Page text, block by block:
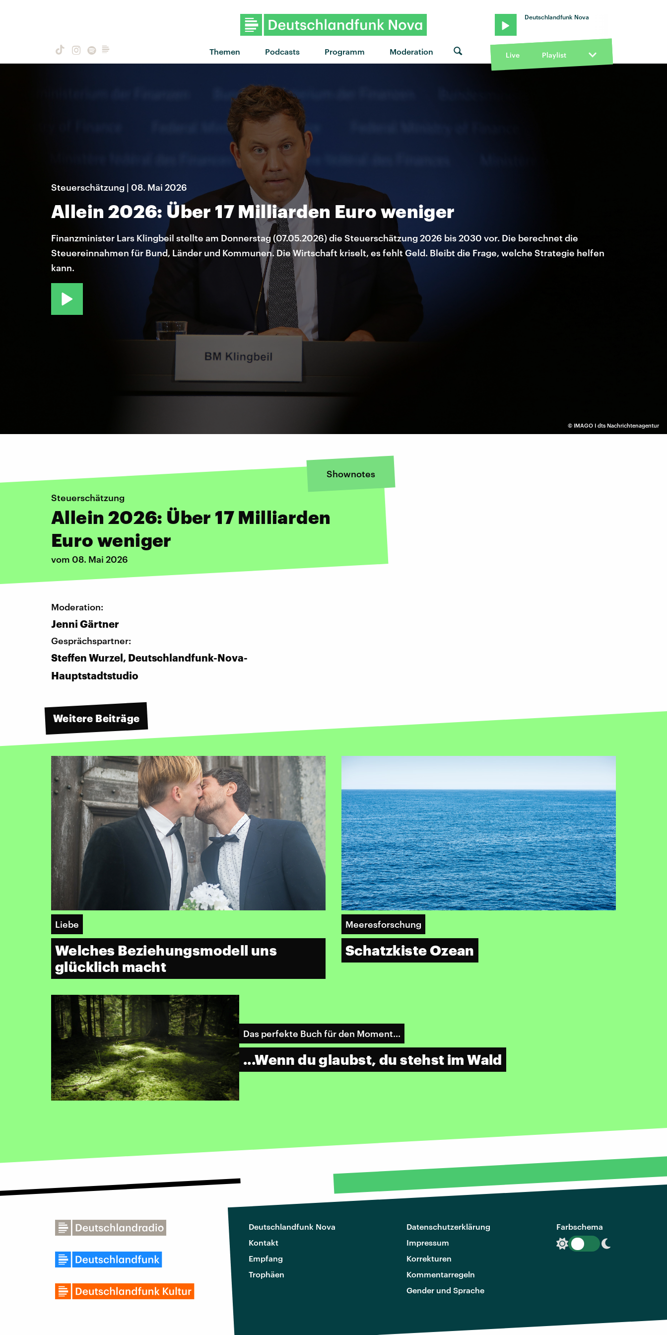
Themen Podcasts Programm Moderation
Deutschlandfunk Nova
Live Playlist
© IMAGO I dts Nachrichtenagentur
Steuerschätzung | 08. Mai 2026
Allein 2026: Über 17 Milliarden Euro weniger
Finanzminister Lars Klingbeil stellte am Donnerstag (07.05.2026) die Steuerschätzung 2026 bis 2030 vor. Die berechnet die
Steuereinnahmen für Bund, Länder und Kommunen. Die Wirtschaft kriselt, es fehlt Geld. Bleibt die Frage, welche Strategie helfen
kann.
Shownotes
Steuerschätzung
Allein 2026: Über 17 Milliarden
Euro weniger
vom 08. Mai 2026
Moderation:
Jenni Gärtner
Gesprächspartner:
Steffen Wurzel, Deutschlandfunk-Nova-
Hauptstadtstudio
Weitere Beiträge
Liebe
Welches Beziehungsmodell uns
glücklich macht
Meeresforschung
Schatzkiste Ozean
Das perfekte Buch für den Moment...
...Wenn du glaubst, du stehst im Wald
Deutschlandfunk Nova
Kontakt
Empfang
Trophäen
Datenschutzerklärung
Impressum
Korrekturen
Kommentarregeln
Gender und Sprache
Farbschema